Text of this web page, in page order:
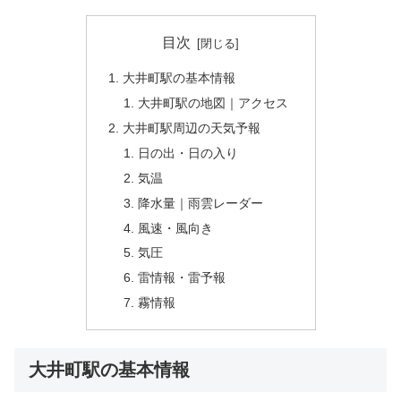
目次
大井町駅の基本情報
大井町駅の地図｜アクセス
大井町駅周辺の天気予報
日の出・日の入り
気温
降水量｜雨雲レーダー
風速・風向き
気圧
雷情報・雷予報
霧情報
大井町駅の基本情報